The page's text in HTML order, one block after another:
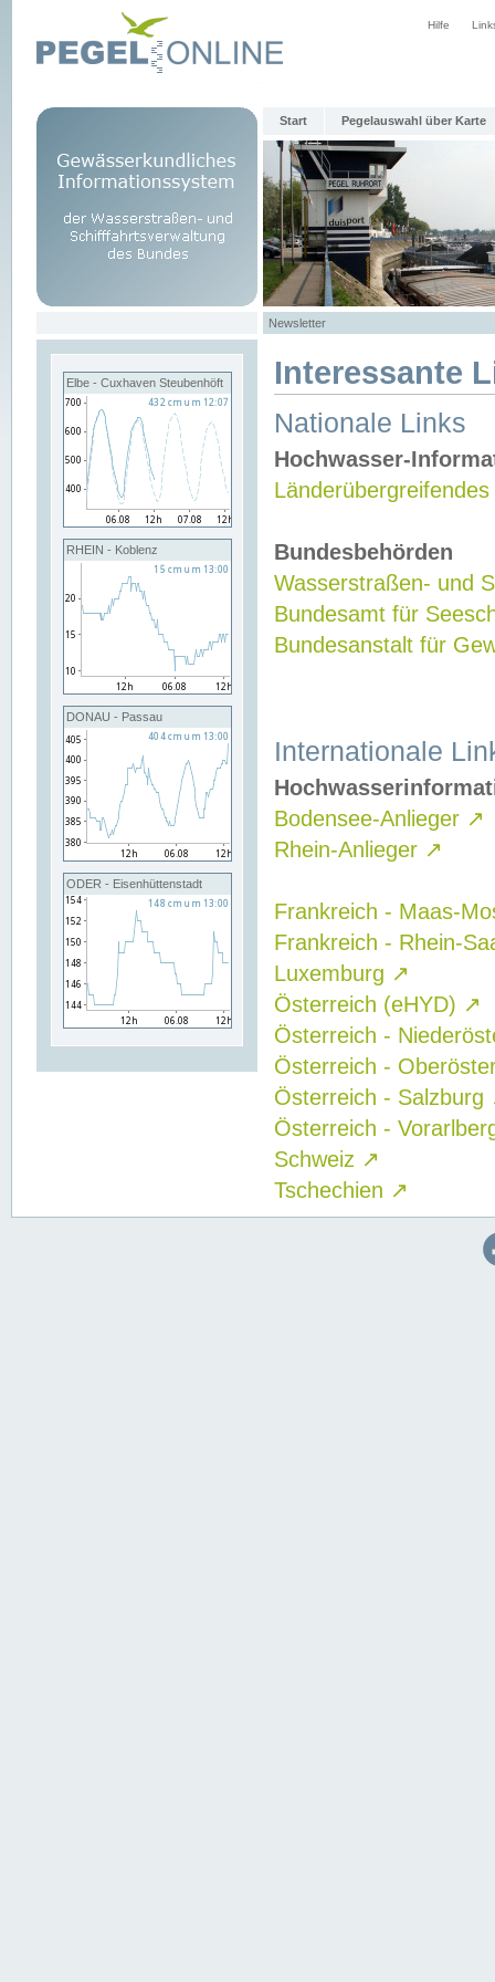
Hilfe
Start Pegelauswahl über Karte
Newsletter
Elbe - Cuxhaven Steubenhöft
RHEIN - Koblenz
DONAU - Passau
ODER - Eisenhüttenstadt
Interessante
Nationale Links
Hochwasser-
Bundesbehörden
Wasserstraßen- und
Bundesamt für
Bundesanstalt für
Internationale
Bodensee-Anlieger ↗
Rhein-Anlieger ↗
Frankreich - Maas-
Frankreich - Rhein-
Luxemburg ↗
Österreich (eHYD) ↗
Österreich -
Österreich -
Österreich - Salzburg
Österreich -
Schweiz ↗
Tschechien ↗